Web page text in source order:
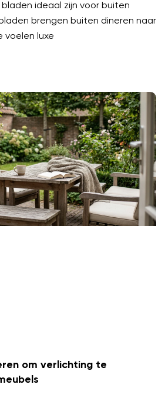
ideaal zijn voor buiten
brengen buiten dineren naar
voelen luxe
om verlichting te